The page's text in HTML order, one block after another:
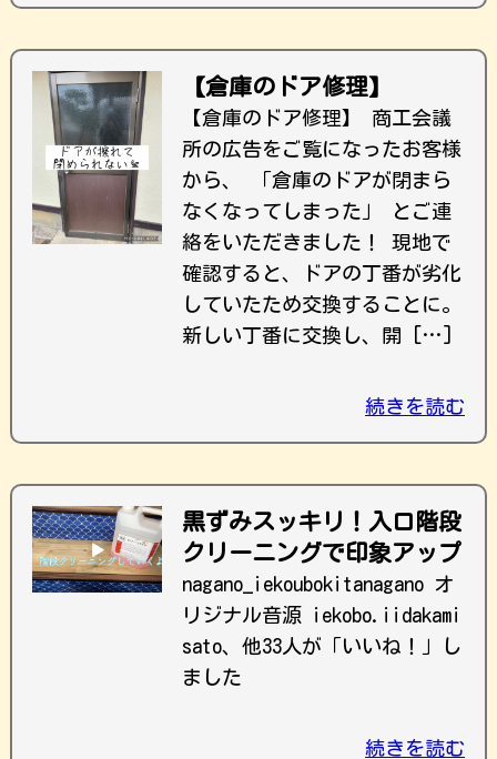
【倉庫のドア修理】
【倉庫のドア修理】 商工会議
所の広告をご覧になったお客様
から、 「倉庫のドアが閉まら
なくなってしまった」 とご連
絡をいただきました！ 現地で
確認すると、ドアの丁番が劣化
していたため交換することに。
新しい丁番に交換し、開 […]
続きを読む
黒ずみスッキリ！入口階段
クリーニングで印象アップ
nagano_iekoubokitanagano オ
リジナル音源 iekobo.iidakami
sato、他33人が「いいね！」し
ました
続きを読む